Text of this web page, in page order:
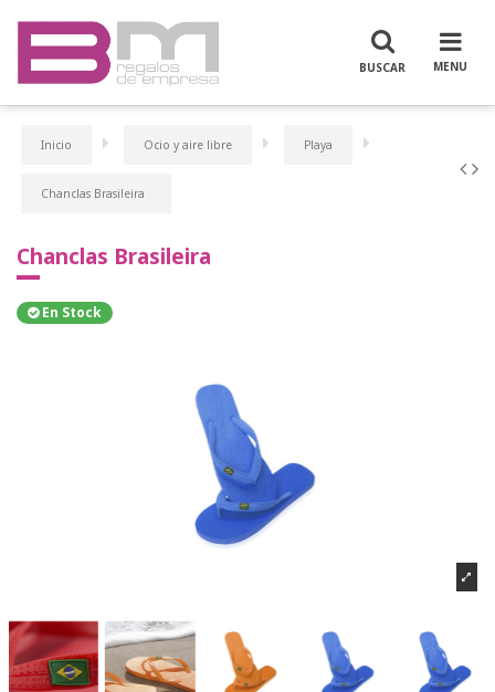
Inicio Ocio y aire libre Playa
Chanclas Brasileira
Chanclas Brasileira
En Stock